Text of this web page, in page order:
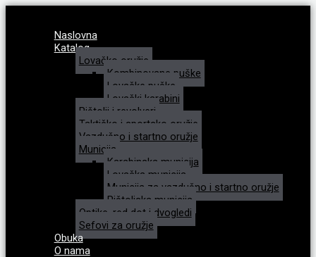
Naslovna
Katalog
Lovačko oružje
Kombinovane puške
Lovačke puške
Lovački karabini
Pištolji i revolveri
Taktičko i sportsko oružje
Vazdušno i startno oružje
Municija
Karabinska municija
Lovačka municija
Municija za vazdušno i startno oružje
Pištoljska municija
Optike, red dot i dvogledi
Sefovi za oružje
Obuka
O nama